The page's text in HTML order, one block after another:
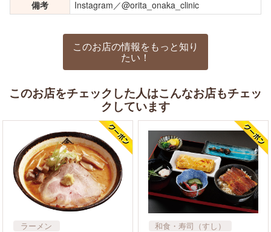
備考
Instagram／@orita_onaka_clinic
このお店の情報をもっと知り
たい！
このお店をチェックした人はこんなお店もチェッ
クしています
ラーメン 和食・寿司（すし）